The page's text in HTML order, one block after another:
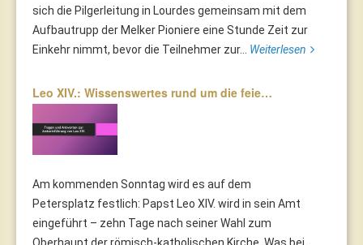
sich die Pilgerleitung in Lourdes gemeinsam mit dem
Aufbautrupp der Melker Pioniere eine Stunde Zeit zur
Einkehr nimmt, bevor die Teilnehmer zur... Weiterlesen
Leo XIV.: Wissenswertes rund um die feie…
Am kommenden Sonntag wird es auf dem
Petersplatz festlich: Papst Leo XIV. wird in sein Amt
eingeführt – zehn Tage nach seiner Wahl zum